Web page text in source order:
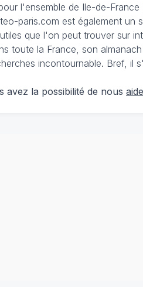
l'ensemble de Ile-de-
paris.com est également un
que l'on peut trouver sur
toute la France, son
incontournable. Bref, il
avez la possibilité de nous